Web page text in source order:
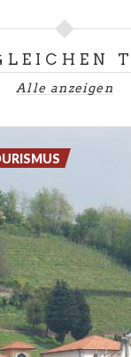
Tour der Kirchen
Reiseziele
des Radsport
beschert Sie mit
Kirche in Ghisallo
stellt
Meister, wie
Alle anzeigen